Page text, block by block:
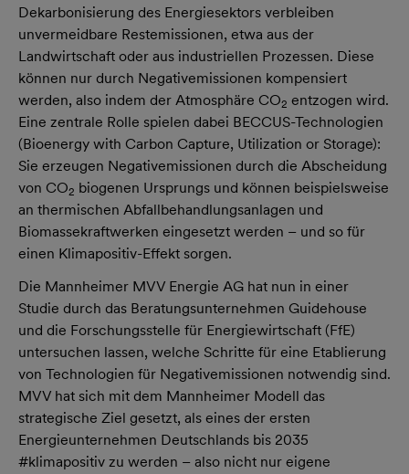
Dekarbonisierung des Energiesektors verbleiben
unvermeidbare Restemissionen, etwa aus der
Landwirtschaft oder aus industriellen Prozessen. Diese
können nur durch Negativemissionen kompensiert
werden, also indem der Atmosphäre CO2 entzogen wird.
Eine zentrale Rolle spielen dabei BECCUS-Technologien
(Bioenergy with Carbon Capture, Utilization or Storage):
Sie erzeugen Negativemissionen durch die Abscheidung
von CO2 biogenen Ursprungs und können beispielsweise
an thermischen Abfallbehandlungsanlagen und
Biomassekraftwerken eingesetzt werden – und so für
einen Klimapositiv-Effekt sorgen.
Die Mannheimer MVV Energie AG hat nun in einer
Studie durch das Beratungsunternehmen Guidehouse
und die Forschungsstelle für Energiewirtschaft (FfE)
untersuchen lassen, welche Schritte für eine Etablierung
von Technologien für Negativemissionen notwendig sind.
MVV hat sich mit dem Mannheimer Modell das
strategische Ziel gesetzt, als eines der ersten
Energieunternehmen Deutschlands bis 2035
#klimapositiv zu werden – also nicht nur eigene